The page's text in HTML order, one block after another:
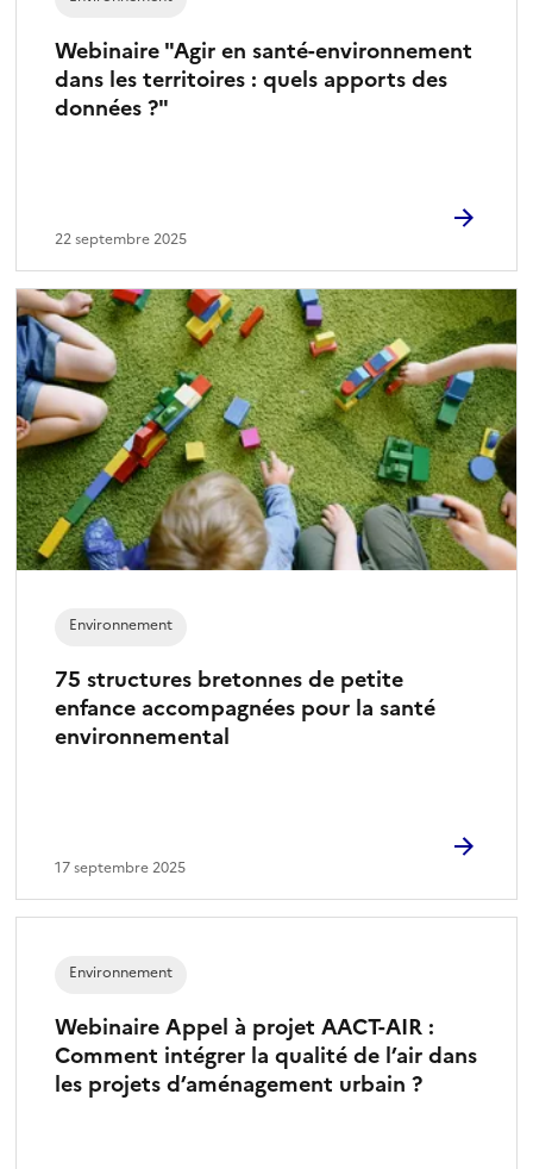
Webinaire "Agir en santé-environnement
dans les territoires : quels apports des
données ?"
22 septembre 2025
75 structures bretonnes de petite
enfance accompagnées pour la santé
environnemental
Environnement
17 septembre 2025
Webinaire Appel à projet AACT-AIR :
Comment intégrer la qualité de l’air dans
les projets d’aménagement urbain ?
Environnement